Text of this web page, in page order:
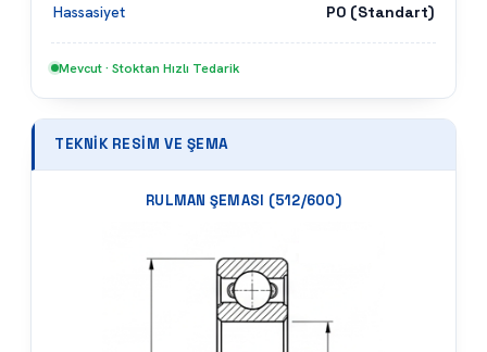
Hassasiyet
P0 (Standart)
Mevcut · Stoktan Hızlı Tedarik
TEKNIK RESIM VE ŞEMA
RULMAN ŞEMASI (512/600)